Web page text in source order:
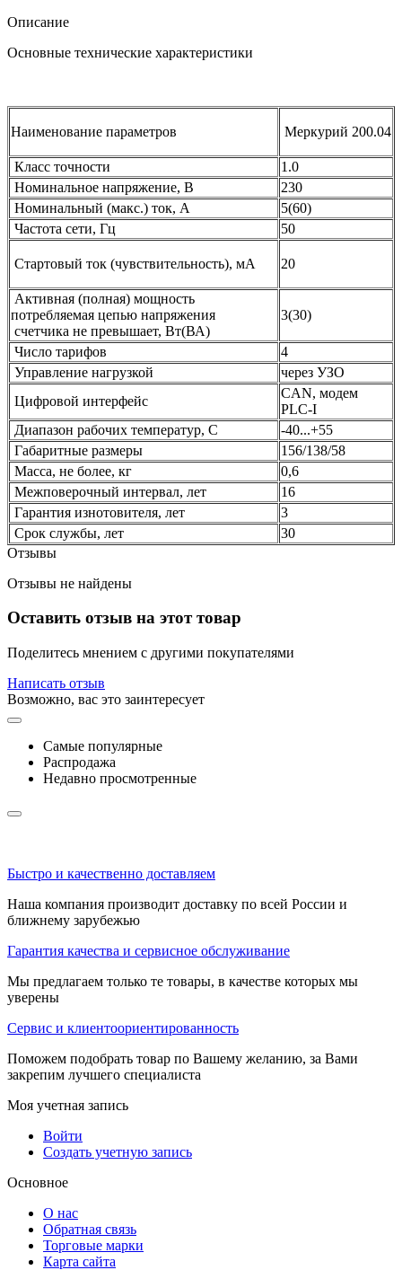
Описание
Основные технические характеристики
Наименование параметров Меркурий 200.04
Класс точности
1.0
Номинальное напряжение, В
230
Номинальный (макс.) ток, А
5(60)
Частота сети, Гц
50
Стартовый ток (чувствительность), мА 20
Активная (полная) мощность
потребляемая цепью напряжения
счетчика не превышает, Вт(ВА)
3(30)
Число тарифов
4
Управление нагрузкой
через УЗО
Цифровой интерфейс
CAN, модем
PLC-I
Диапазон рабочих температур, C
-40...+55
Габаритные размеры
156/138/58
Масса, не более, кг
0,6
Межповерочный интервал, лет
16
Гарантия изнотовителя, лет
3
Срок службы, лет
30
Отзывы
Отзывы не найдены
Оставить отзыв на этот товар
Поделитесь мнением с другими покупателями
Написать отзыв
Возможно, вас это заинтересует
Самые популярные
Распродажа
Недавно просмотренные
Быстро и качественно доставляем
Наша компания производит доставку по всей России и
ближнему зарубежью
Гарантия качества и сервисное обслуживание
Мы предлагаем только те товары, в качестве которых мы
уверены
Сервис и клиентоориентированность
Поможем подобрать товар по Вашему желанию, за Вами
закрепим лучшего специалиста
Моя учетная запись
Войти
Создать учетную запись
Основное
О нас
Обратная связь
Торговые марки
Карта сайта